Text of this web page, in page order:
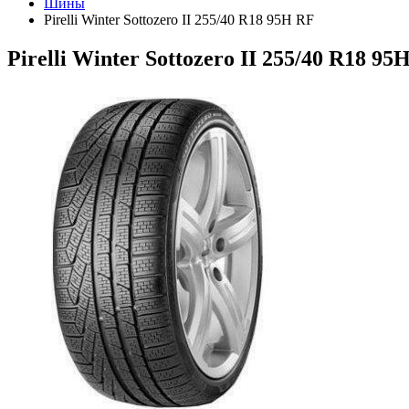
Шины
Pirelli Winter Sottozero II 255/40 R18 95H RF
Pirelli Winter Sottozero II 255/40 R18